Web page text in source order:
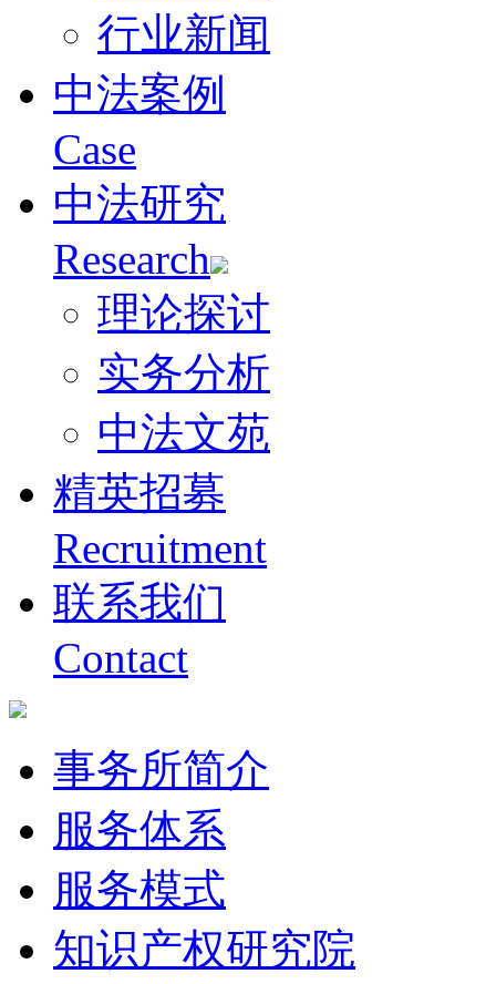
行业新闻
中法案例
Case
中法研究
Research
理论探讨
实务分析
中法文苑
精英招募
Recruitment
联系我们
Contact
事务所简介
服务体系
服务模式
知识产权研究院